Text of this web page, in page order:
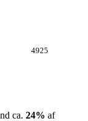
4925
ca. 24% af